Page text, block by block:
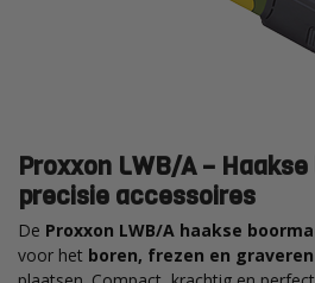
Proxxon LWB/A –
precisie accessoires
De Proxxon LWB/A haakse
voor het boren, frezen en graveren